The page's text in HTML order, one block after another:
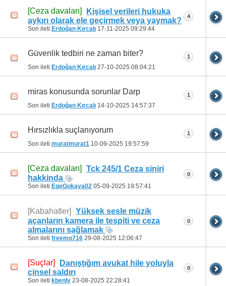
[Ceza davaları]
Kişisel verileri hukuka
aykırı olarak ele geçirmek veya yaymak?
Son ileti Erdoğan Kırcalı 17-11-2025 09:29:44
4
Güvenlik tedbiri ne zaman biter?
Son ileti Erdoğan Kırcalı 27-10-2025 08:04:21
1
miras konusunda sorunlar Darp
Son ileti Erdoğan Kırcalı 14-10-2025 14:57:37
1
Hırsızlıkla suçlanıyorum
Son ileti muratmurat1 10-09-2025 19:57:59
1
[Ceza davaları]
Tck 245/1 Ceza siniri
hakkinda
Son ileti EgeGokaya02 05-09-2025 19:57:41
0
[Kabahatler]
Yüksek sesle müzik
açanların kamera ile tespiti ve ceza
almalarını sağlamak
Son ileti freemo716 29-08-2025 12:06:47
0
[Suçlar]
Danıştığım avukat hile yoluyla
cinsel saldırı
Son ileti kbenly 23-08-2025 22:28:41
0